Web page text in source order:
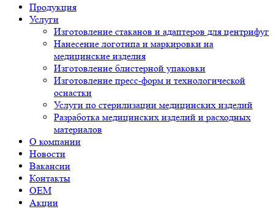
Продукция
Услуги
Изготовление стаканов и адаптеров для центрифуг
Нанесение логотипа и маркировки на
медицинские изделия
Изготовление блистерной упаковки
Изготовление пресс-форм и технологической
оснастки
Услуги по стерилизации медицинских изделий
Разработка медицинских изделий и расходных
материалов
О компании
Новости
Вакансии
Контакты
OEM
Акции